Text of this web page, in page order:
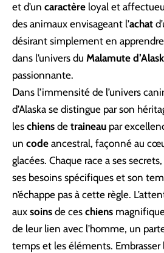
et d’un caractère loyal et
des animaux envisageant l’achat
désirant simplement en
dans l’univers du Malamute
passionnante.
Dans l’immensité de l’univers
d’Alaska se distingue par son
les chiens de traineau par
un code ancestral, façonné au
glacées. Chaque race a ses
ses besoins spécifiques et son
n’échappe pas à cette règle.
aux soins de ces chiens
de leur lien avec l’homme, un
temps et les éléments. Embrasser